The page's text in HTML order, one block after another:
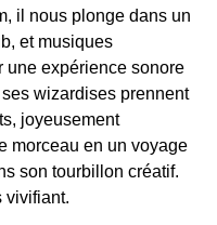
il nous plonge dans un
et musiques
une expérience sonore
wizardises prennent
joyeusement
morceau en un voyage
son tourbillon créatif.
vivifiant.